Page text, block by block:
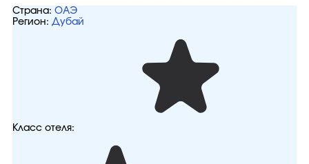
Страна: ОАЭ
Регион: Дубай
Класс отеля: